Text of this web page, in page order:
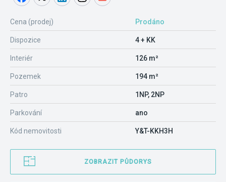
Cena (prodej) Prodáno
Dispozice 4 + KK
Interiér 126 m²
Pozemek 194 m²
Patro 1NP, 2NP
Parkování ano
Kód nemovitosti Y&T-KKH3H
ZOBRAZIT PŮDORYS